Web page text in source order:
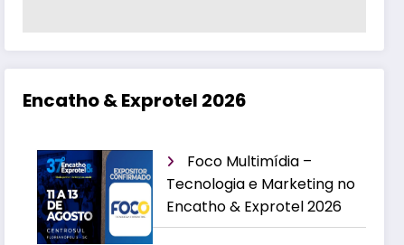
Encatho & Exprotel 2026
Foco Multimídia –
Tecnologia e Marketing no
Encatho & Exprotel 2026